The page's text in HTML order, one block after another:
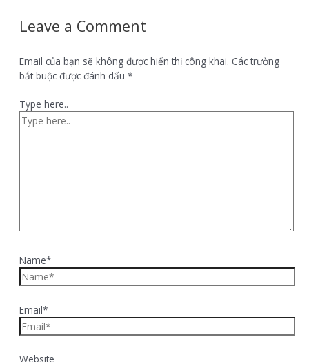
Leave a Comment
Email của bạn sẽ không được hiển thị công khai. Các trường
bắt buộc được đánh dấu *
Type here..
Name*
Email*
Website